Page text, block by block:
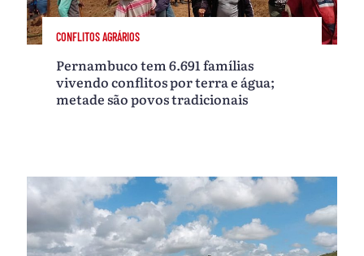
CONFLITOS AGRÁRIOS
Pernambuco tem 6.691 famílias
vivendo conflitos por terra e água;
metade são povos tradicionais